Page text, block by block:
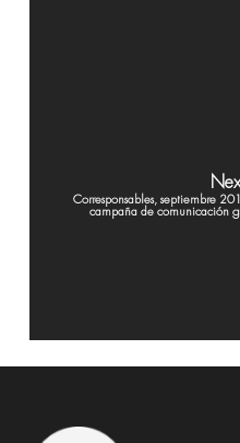
Corresponsables, septiembre
campaña de comunicación